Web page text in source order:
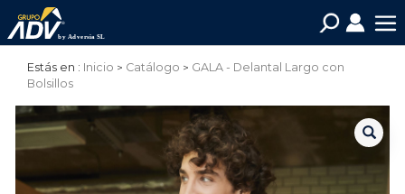
Estás en : Inicio Catálogo
GALA - Delantal Largo con
Bolsillos